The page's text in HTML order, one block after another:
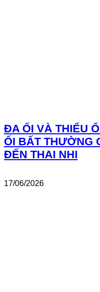
ĐA ỐI VÀ THIẾU
ỐI BẤT THƯỜNG
ĐẾN THAI NHI
17/06/2026